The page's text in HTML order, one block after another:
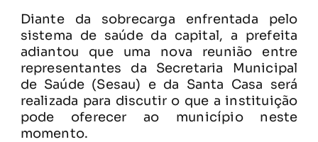
Diante da sobrecarga enfrentada pelo
sistema de saúde da capital, a prefeita
adiantou que uma nova reunião entre
representantes da Secretaria Municipal
de Saúde (Sesau) e da Santa Casa será
realizada para discutir o que a instituição
pode oferecer ao município neste
momento.